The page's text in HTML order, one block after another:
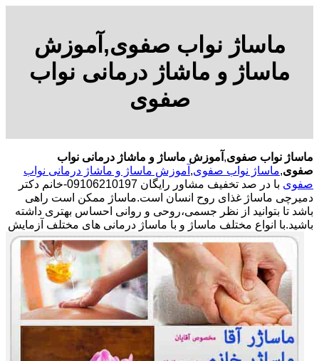
ماساژ نواب صفوی,آموزش
ماساژ و ماشاژ درمانی نواب
صفوی
ماساژ نواب صفوی, آموزش ماساژ و ماشاژ درمانی نواب
صفوی,ماساژ نواب صفوی, آموزش ماساژ و ماشاژ درمانی نواب
صفوی
با در صد تخفیف مشاور رایگان 09106210197-خانم دکتر
دمیرچی ماساژ غذای روح انسان است.ماساژ ممکن است راهی
باشد تا بتوانید از نظر جسمی،روحی و روانی احساس بهتری داشته
باشید.با انواع مختلف ماساژ و با ماساژ درمانی های مختلف آزمایش